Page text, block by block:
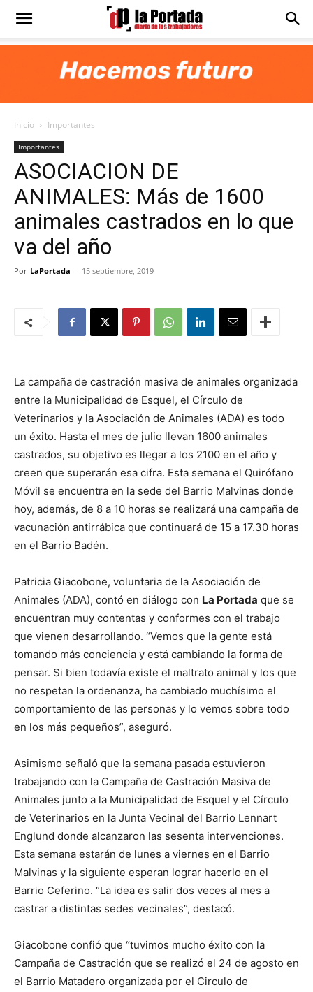
Diario
Portada
Inicio Importantes
Importantes
ASOCIACION DE
ANIMALES: Más de 1600
animales castrados en lo que
va del año
Por LaPortada - 15 septiembre, 2019
La campaña de castración masiva de animales organizada
entre la Municipalidad de Esquel, el Círculo de
Veterinarios y la Asociación de Animales (ADA) es todo
un éxito. Hasta el mes de julio llevan 1600 animales
castrados, su objetivo es llegar a los 2100 en el año y
creen que superarán esa cifra. Esta semana el Quirófano
Móvil se encuentra en la sede del Barrio Malvinas donde
hoy, además, de 8 a 10 horas se realizará una campaña de
vacunación antirrábica que continuará de 15 a 17.30 horas
en el Barrio Badén.
Patricia Giacobone, voluntaria de la Asociación de
Animales (ADA), contó en diálogo con La Portada que se
encuentran muy contentas y conformes con el trabajo
que vienen desarrollando. “Vemos que la gente está
tomando más conciencia y está cambiando la forma de
pensar. Si bien todavía existe el maltrato animal y los que
no respetan la ordenanza, ha cambiado muchísimo el
comportamiento de las personas y lo vemos sobre todo
en los más pequeños”, aseguró.
Asimismo señaló que la semana pasada estuvieron
trabajando con la Campaña de Castración Masiva de
Animales junto a la Municipalidad de Esquel y el Círculo
de Veterinarios en la Junta Vecinal del Barrio Lennart
Englund donde alcanzaron las sesenta intervenciones.
Esta semana estarán de lunes a viernes en el Barrio
Malvinas y la siguiente esperan lograr hacerlo en el
Barrio Ceferino. “La idea es salir dos veces al mes a
castrar a distintas sedes vecinales”, destacó.
Giacobone confió que “tuvimos mucho éxito con la
Campaña de Castración que se realizó el 24 de agosto en
el Barrio Matadero organizada por el Circulo de